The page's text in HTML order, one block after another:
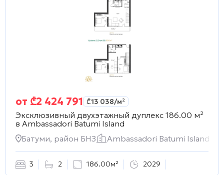
от ₾2 424 791 ₾13 038/м²
Эксклюзивный двухэтажный дуплекс 186.00 м²
в Ambassadori Batumi Island
Батуми, район БНЗ
Ambassadori Batumi Island
3 2 186.00м² 2029